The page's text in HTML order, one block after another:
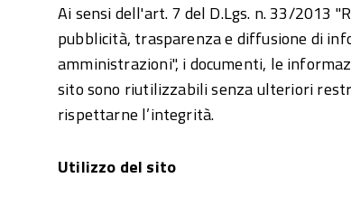
Ai sensi dell'art. 7 del D.Lgs. n. 33/2013
pubblicità, trasparenza e diffusione di
amministrazioni", i documenti, le
sito sono riutilizzabili senza ulteriori
rispettarne l’integrità.
Utilizzo del sito